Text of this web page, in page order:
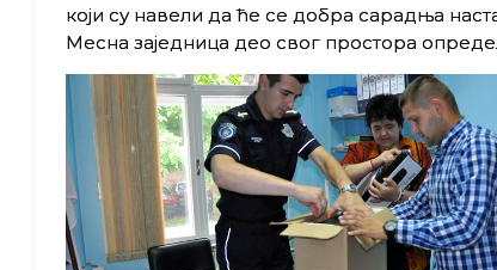
који су навели да ће се добра сарадња
Месна заједница део свог простора